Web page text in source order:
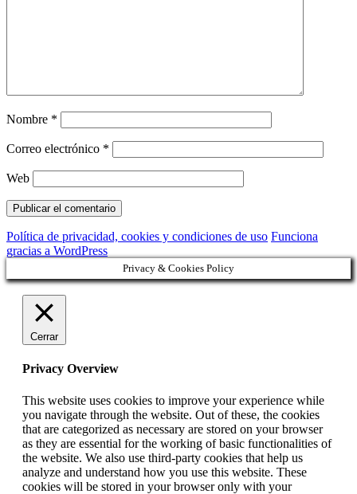
Nombre *
Correo electrónico *
Web
Política de privacidad, cookies y condiciones de uso Funciona
gracias a WordPress
Privacy & Cookies Policy
Cerrar
Privacy Overview
This website uses cookies to improve your experience while
you navigate through the website. Out of these, the cookies
that are categorized as necessary are stored on your browser
as they are essential for the working of basic functionalities of
the website. We also use third-party cookies that help us
analyze and understand how you use this website. These
cookies will be stored in your browser only with your